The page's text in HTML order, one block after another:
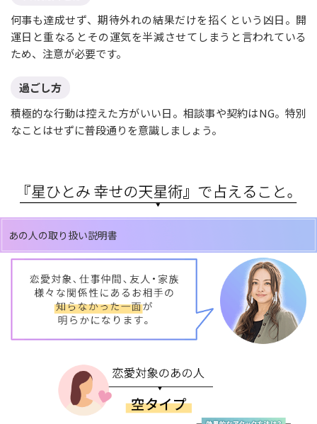
何事も達成せず、期待外れの結果だけを招くという凶日。開
運日と重なるとその運気を半減させてしまうと言われている
ため、注意が必要です。
過ごし方
積極的な行動は控えた方がいい日。相談事や契約はNG。特別
なことはせずに普段通りを意識しましょう。
あの人の取り扱い説明書